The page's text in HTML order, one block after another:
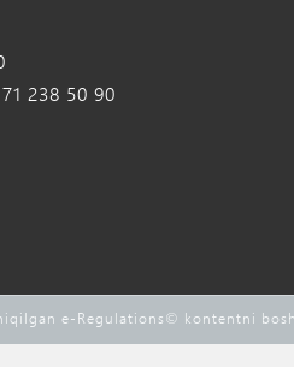
238 50 90
e-Regulations©️ kontentni